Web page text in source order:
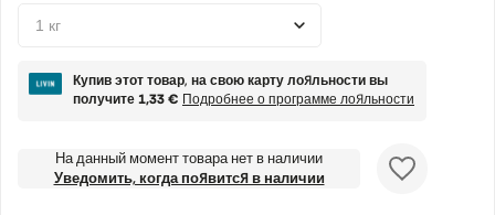
Купив этот товар, на свою карту лояльности вы
получите1,33 € Подробнее о программе лояльности
На данный момент товара нет в наличии
Уведомить, когда появится в наличии